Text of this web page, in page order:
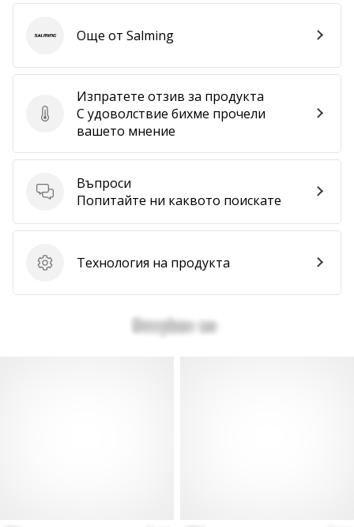
Изпратете отзив за продукта
Изпратете отзив за продукта
С удоволствие бихме прочели
вашето мнение
Въпроси
Въпроси
Попитайте ни каквото поискате
Технология на продукта
Технология на продукта
SalmingОще от Salming